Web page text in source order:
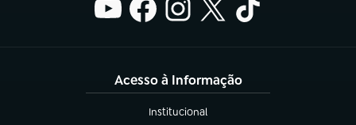
Acesso à Informação
Institucional
(abre em nova aba)